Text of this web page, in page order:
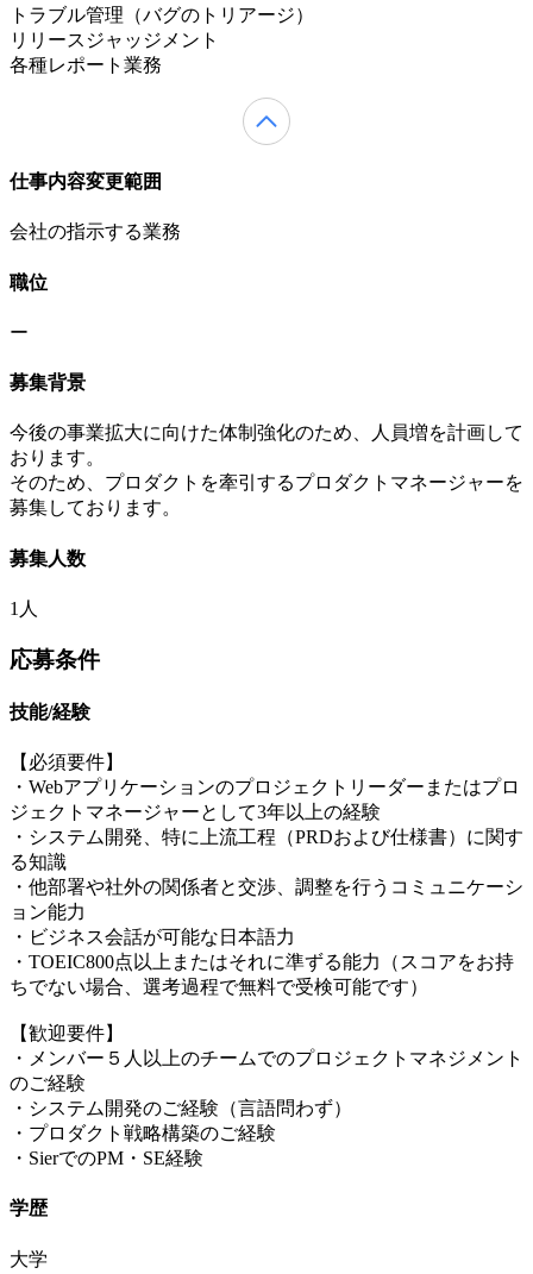
トラブル管理（バグのトリアージ）
リリースジャッジメント
各種レポート業務
仕事内容変更範囲
会社の指示する業務
職位
ー
募集背景
今後の事業拡大に向けた体制強化のため、人員増を計画して
おります。
そのため、プロダクトを牽引するプロダクトマネージャーを
募集しております。
募集人数
1人
応募条件
技能/経験
【必須要件】
・Webアプリケーションのプロジェクトリーダーまたはプロ
ジェクトマネージャーとして3年以上の経験
・システム開発、特に上流工程（PRDおよび仕様書）に関す
る知識
・他部署や社外の関係者と交渉、調整を行うコミュニケーシ
ョン能力
・ビジネス会話が可能な日本語力
・TOEIC800点以上またはそれに準ずる能力（スコアをお持
ちでない場合、選考過程で無料で受検可能です）
【歓迎要件】
・メンバー５人以上のチームでのプロジェクトマネジメント
のご経験
・システム開発のご経験（言語問わず）
・プロダクト戦略構築のご経験
・SierでのPM・SE経験
学歴
大学